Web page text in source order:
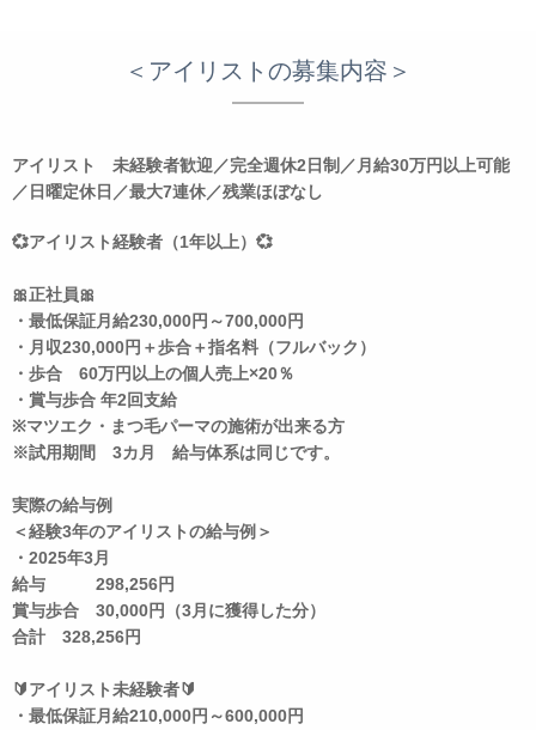
＜アイリストの募集内容＞
アイリスト 未経験者歓迎／完全週休2日制／月給30万円以上可能
／日曜定休日／最大7連休／残業ほぼなし
💞アイリスト経験者（1年以上）💞
🎀正社員🎀
・最低保証月給230,000円～700,000円
・月収230,000円＋歩合＋指名料（フルバック）
・歩合 60万円以上の個人売上×20％
・賞与歩合 年2回支給
※マツエク・まつ毛パーマの施術が出来る方
※試用期間 3カ月 給与体系は同じです。
実際の給与例
＜経験3年のアイリストの給与例＞
・2025年3月
給与 298,256円
賞与歩合 30,000円（3月に獲得した分）
合計 328,256円
🔰アイリスト未経験者🔰
・最低保証月給210,000円～600,000円